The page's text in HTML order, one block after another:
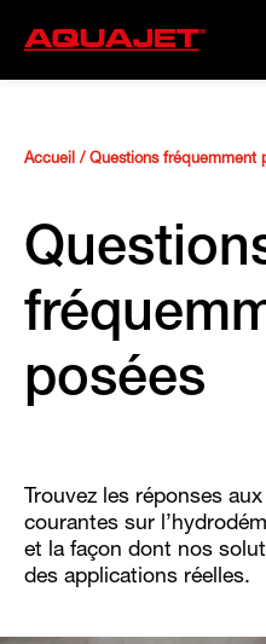
Accueil / Questions fréquemment
posées
Trouvez les réponses
courantes sur
et la façon dont nos
des applications réelles.